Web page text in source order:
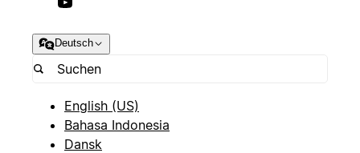
Deutsch
English (US)
Bahasa Indonesia
Dansk